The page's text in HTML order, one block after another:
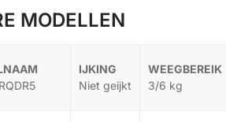
MODELLEN
Niet geijkt 3/6 kg